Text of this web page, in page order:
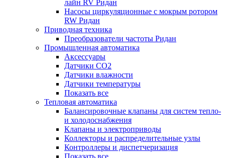
лайн RV Ридан
Насосы циркуляционные с мокрым ротором
RW Ридан
Приводная техника
Преобразователи частоты Ридан
Промышленная автоматика
Аксессуары
Датчики CO2
Датчики влажности
Датчики температуры
Показать все
Тепловая автоматика
Балансировочные клапаны для систем тепло-
и холодоснабжения
Клапаны и электроприводы
Коллекторы и распределительные узлы
Контроллеры и диспетчеризация
Показать все